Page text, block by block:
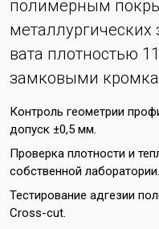
полимерным
вата плотностью
замковыми
Контроль геометрии
допуск ±0,5 мм.
Проверка плотности и
собственной лаборатории.
Тестирование адгезии
Cross-cut.